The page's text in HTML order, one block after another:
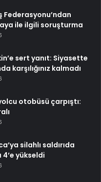
Federasyonu’ndan
ile ilgili soruşturma
sert yanıt: Siyasette
karşılığınız kalmadı
otobüsü çarpıştı:
silahlı saldırıda
4’e yükseldi